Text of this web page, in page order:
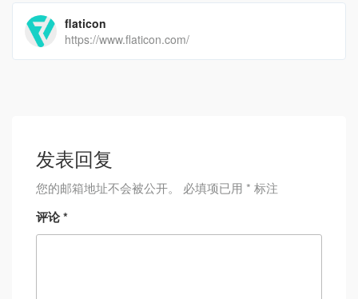
flaticon
https://www.flaticon.com/
发表回复
您的邮箱地址不会被公开。 必填项已用 * 标注
评论*